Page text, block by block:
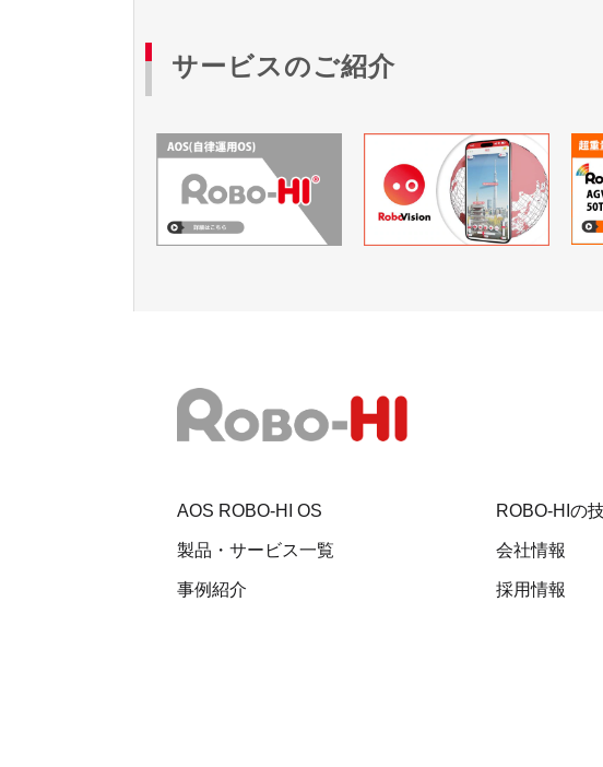
サービスのご紹介
AOS ROBO-HI OS
製品・サービス一覧
事例紹介
ROBO-HIの
会社情報
採用情報